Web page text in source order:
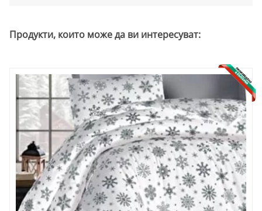
Продукти, които може да ви интересуват: